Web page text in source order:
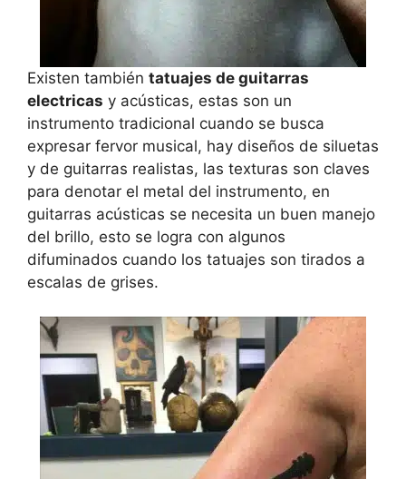
Existen también tatuajes de guitarras
electricas y acústicas, estas son un
instrumento tradicional cuando se busca
expresar fervor musical, hay diseños de siluetas
y de guitarras realistas, las texturas son claves
para denotar el metal del instrumento, en
guitarras acústicas se necesita un buen manejo
del brillo, esto se logra con algunos
difuminados cuando los tatuajes son tirados a
escalas de grises.